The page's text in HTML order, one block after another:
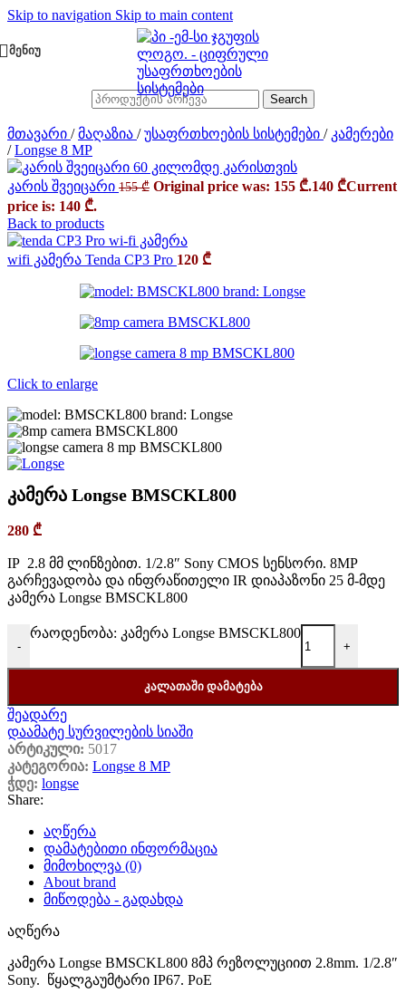
Skip to navigation Skip to main content
ᲛᲔᲜᲘᲣ
Search
მთავარი / მაღაზია / უსაფრთხოების სისტემები / კამერები
/ Longse 8 MP
კარის შვეიცარი 155₾ Original price was: 155 ₾.140 ₾Current
price is: 140 ₾.
Back to products
wifi კამერა Tenda CP3 Pro 120 ₾
Click to enlarge
კამერა Longse BMSCKL800
280 ₾
IP 2.8 მმ ლინზებით. 1/2.8″ Sony CMOS სენსორი. 8MP
გარჩევადობა და ინფრაწითელი IR დიაპაზონი 25 მ-მდე
კამერა Longse BMSCKL800
-
რაოდენობა: კამერა Longse BMSCKL800
+
ᲙᲐᲚᲐᲗᲐᲨᲘ ᲓᲐᲛᲐᲢᲔᲑᲐ
შეადარე
დაამატე სურვილების სიაში
არტიკული: 5017
კატეგორია: Longse 8 MP
ჭდე: longse
Share:
აღწერა
დამატებითი ინფორმაცია
მიმოხილვა (0)
About brand
მიწოდება - გადახდა
აღწერა
კამერა Longse BMSCKL800 8მპ რეზოლუციით 2.8mm. 1/2.8″
Sony. წყალგაუმტარი IP67. PoE